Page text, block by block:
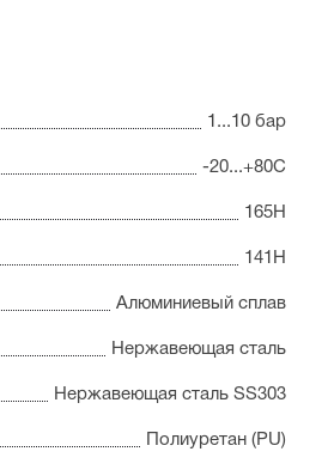
1...10 бар
-20...+80С
165Н
141Н
Алюминиевый сплав
Нержавеющая сталь
Нержавеющая сталь SS303
Полиуретан (PU)